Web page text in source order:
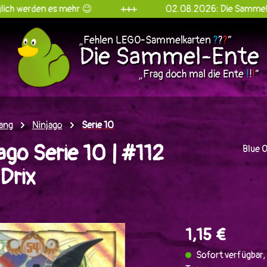
mehr 😉 +++ 02.08.2026: Die Sammel-Ente
„Fehlen LEGO-Sammelkarten ???“
Die Sammel-Ente
„Frag doch mal die Ente!!!“
Ninjago Serie 10
Serie 10 | #112
Blue
1,15 €
Sofort